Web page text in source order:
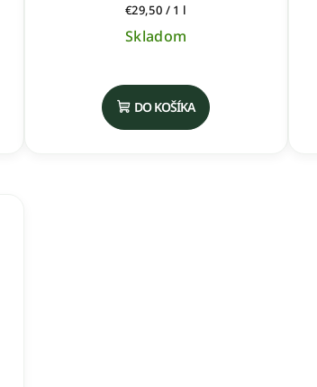
Jednotková
cena:
€29,50 / 1 l
Skladom
DO KOŠÍKA